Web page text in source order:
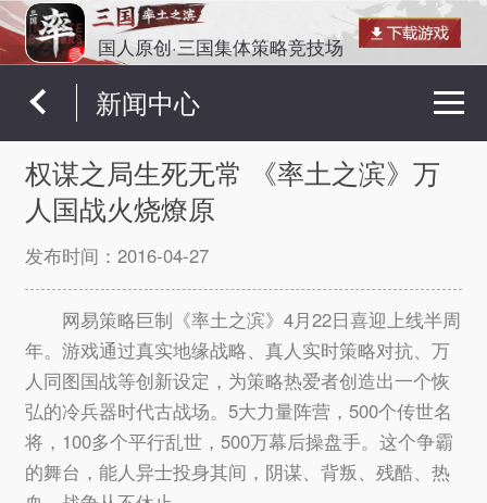
国人原创·三国集体策略竞技场
新闻中心
权谋之局生死无常 《率土之滨》万
人国战火烧燎原
发布时间： 2016-04-27
网易策略巨制《率土之滨》4月22日喜迎上线半周
年。游戏通过真实地缘战略、真人实时策略对抗、万
人同图国战等创新设定，为策略热爱者创造出一个恢
弘的冷兵器时代古战场。5大力量阵营，500个传世名
将，100多个平行乱世，500万幕后操盘手。这个争霸
的舞台，能人异士投身其间，阴谋、背叛、残酷、热